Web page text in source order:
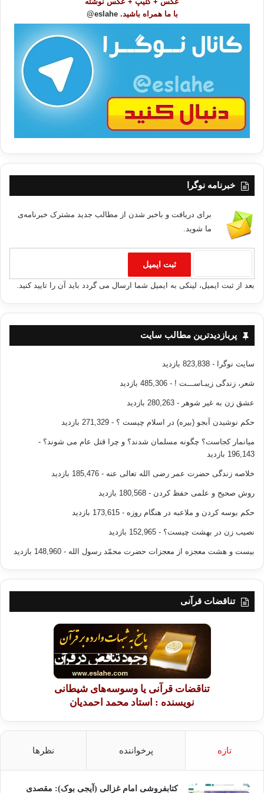
با ما همراه باشید. eslahe@
خبرنامه نوگرا
برای دریافت و باخبر شدن از مطالب جدید مشترک خبرنامه‌ی
ما شوید.
بعد از ثبت ایمیل، لینکی به ایمیل شما ارسال می گردد باید آن را تایید کنید.
پربازدیدترین مطالب سایت
سایت نوگرا - 823,838 بازدید
شعر، زندگی زیبـاســـت ! - 485,306 بازدید
عشق زن به غیر شوهر - 280,263 بازدید
حکم نوشیدن آبجو (بیره) در اسلام چیست ؟ - 271,329 بازدید
میانمار کجاست؟ چگونه مسلمان شدند؟ و چرا قتل عام می شوند؟ -
196,143 بازدید
خلاصه زندگی حضرت عمر رضی الله تعالی عنه - 185,476 بازدید
روش صحیح و علمی حفظ کردن - 180,568 بازدید
حکم بوسه کردن و ملاعبه در هنگام روزه - 173,615 بازدید
نصیب زن در بهشت چیست؟ - 152,965 بازدید
بیست و هشت معجزه از معجزات حضرت محمّد رسول الله - 148,960 بازدید
تناقضات قرآنی
تناقضات قرآنی یا وسوسه‌های شیطانی
نویسنده : استاد محمد احمدیان
تازه پرخواننده نظرها
کتابفروشی امام غزالی (آیجی بوک): مقصدی